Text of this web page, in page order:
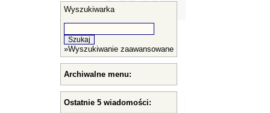
Wyszukiwarka
»Wyszukiwanie zaawansowane
Archiwalne menu:
Ostatnie 5 wiadomości: